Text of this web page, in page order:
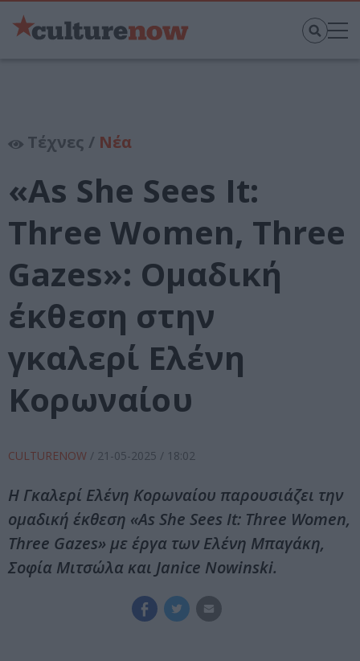
Τέχνες / Νέα
«As She Sees It:
Three Women, Three
Gazes»: Ομαδική
έκθεση στην
γκαλερί Ελένη
Κορωναίου
CULTURENOW / 21-05-2025 / 18:02
Η Γκαλερί Ελένη Κορωναίου παρουσιάζει την
ομαδική έκθεση «As She Sees It: Three Women,
Three Gazes» με έργα των Ελένη Μπαγάκη,
Σοφία Μιτσώλα και Janice Nowinski.